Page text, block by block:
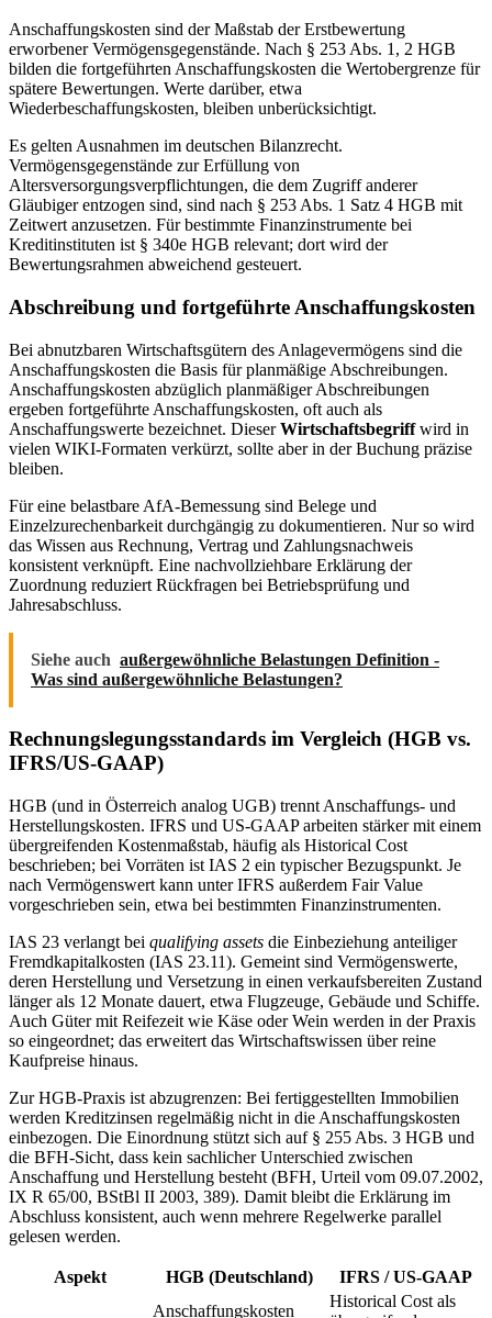
Anschaffungskosten sind der Maßstab der Erstbewertung
erworbener Vermögensgegenstände. Nach § 253 Abs. 1, 2 HGB
bilden die fortgeführten Anschaffungskosten die Wertobergrenze für
spätere Bewertungen. Werte darüber, etwa
Wiederbeschaffungskosten, bleiben unberücksichtigt.
Es gelten Ausnahmen im deutschen Bilanzrecht.
Vermögensgegenstände zur Erfüllung von
Altersversorgungsverpflichtungen, die dem Zugriff anderer
Gläubiger entzogen sind, sind nach § 253 Abs. 1 Satz 4 HGB mit
Zeitwert anzusetzen. Für bestimmte Finanzinstrumente bei
Kreditinstituten ist § 340e HGB relevant; dort wird der
Bewertungsrahmen abweichend gesteuert.
Abschreibung und fortgeführte Anschaffungskosten
Bei abnutzbaren Wirtschaftsgütern des Anlagevermögens sind die
Anschaffungskosten die Basis für planmäßige Abschreibungen.
Anschaffungskosten abzüglich planmäßiger Abschreibungen
ergeben fortgeführte Anschaffungskosten, oft auch als
Anschaffungswerte bezeichnet. DieserWirtschaftsbegriffwird in
vielen WIKI-Formaten verkürzt, sollte aber in der Buchung präzise
bleiben.
Für eine belastbare AfA-Bemessung sind Belege und
Einzelzurechenbarkeit durchgängig zu dokumentieren. Nur so wird
das Wissen aus Rechnung, Vertrag und Zahlungsnachweis
konsistent verknüpft. Eine nachvollziehbare Erklärung der
Zuordnung reduziert Rückfragen bei Betriebsprüfung und
Jahresabschluss.
Siehe auch außergewöhnliche Belastungen Definition -
Was sind außergewöhnliche Belastungen?
Rechnungslegungsstandards im Vergleich (HGB vs.
IFRS/US-GAAP)
HGB (und in Österreich analog UGB) trennt Anschaffungs- und
Herstellungskosten. IFRS und US-GAAP arbeiten stärker mit einem
übergreifenden Kostenmaßstab, häufig als Historical Cost
beschrieben; bei Vorräten ist IAS 2 ein typischer Bezugspunkt. Je
nach Vermögenswert kann unter IFRS außerdem Fair Value
vorgeschrieben sein, etwa bei bestimmten Finanzinstrumenten.
IAS 23 verlangt bei qualifying assets die Einbeziehung anteiliger
Fremdkapitalkosten (IAS 23.11). Gemeint sind Vermögenswerte,
deren Herstellung und Versetzung in einen verkaufsbereiten Zustand
länger als 12 Monate dauert, etwa Flugzeuge, Gebäude und Schiffe.
Auch Güter mit Reifezeit wie Käse oder Wein werden in der Praxis
so eingeordnet; das erweitert das Wirtschaftswissen über reine
Kaufpreise hinaus.
Zur HGB-Praxis ist abzugrenzen: Bei fertiggestellten Immobilien
werden Kreditzinsen regelmäßig nicht in die Anschaffungskosten
einbezogen. Die Einordnung stützt sich auf § 255 Abs. 3 HGB und
die BFH-Sicht, dass kein sachlicher Unterschied zwischen
Anschaffung und Herstellung besteht (BFH, Urteil vom 09.07.2002,
IX R 65/00, BStBl II 2003, 389). Damit bleibt die Erklärung im
Abschluss konsistent, auch wenn mehrere Regelwerke parallel
gelesen werden.
Aspekt HGB (Deutschland)
IFRS / US-GAAP
Anschaffungskosten
Historical Cost als